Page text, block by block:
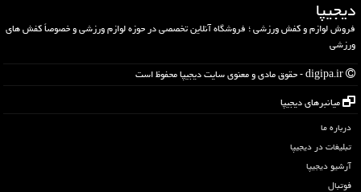
دیجیپا
فروش لوازم و کفش ورزشی ؛ فروشگاه آنلاین تخصصی در حوزه لوازم ورزشی و خصوصاً کفش های
ورزشی
میانبرهای دیجیپا
درباره ما
تبلیغات در دیجیپا
آرشیو دیجیپا
فوتبال